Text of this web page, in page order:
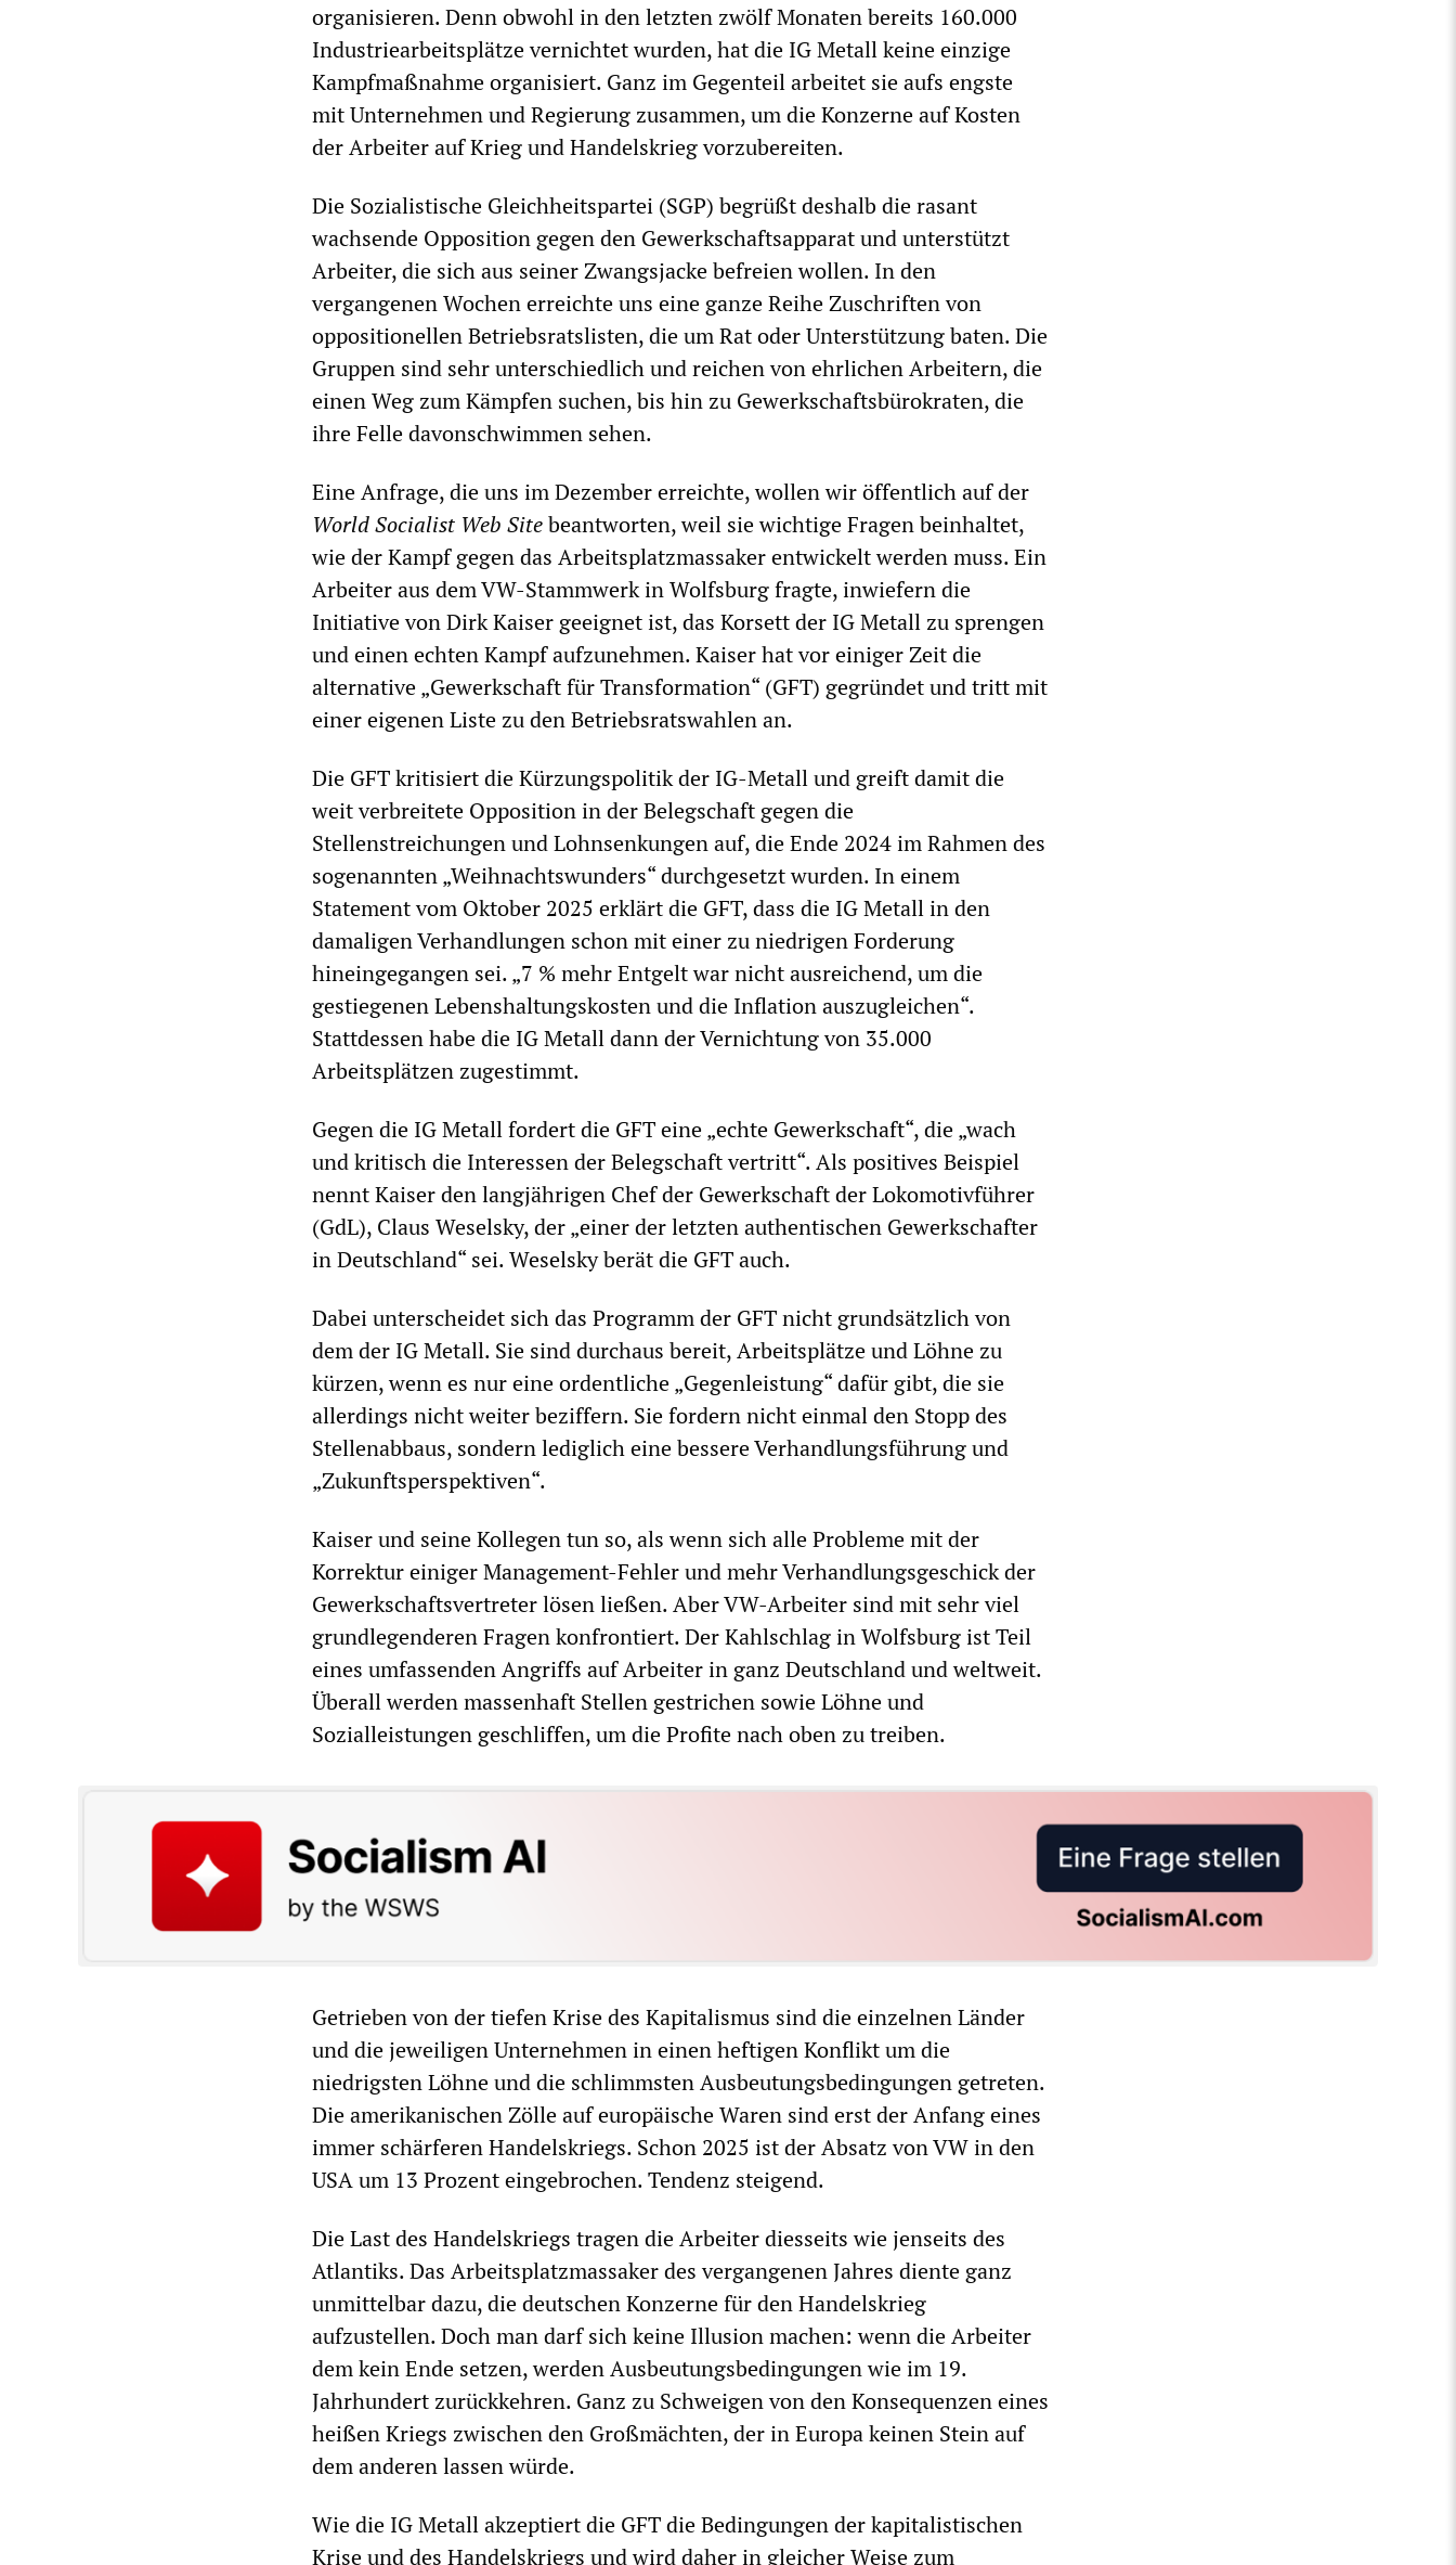
organisieren. Denn obwohl in den letzten zwölf Monaten bereits 160.000
Industriearbeitsplätze vernichtet wurden, hat die IG Metall keine einzige
Kampfmaßnahme organisiert. Ganz im Gegenteil arbeitet sie aufs engste
mit Unternehmen und Regierung zusammen, um die Konzerne auf Kosten
der Arbeiter auf Krieg und Handelskrieg vorzubereiten.
Die Sozialistische Gleichheitspartei (SGP) begrüßt deshalb die rasant
wachsende Opposition gegen den Gewerkschaftsapparat und unterstützt
Arbeiter, die sich aus seiner Zwangsjacke befreien wollen. In den
vergangenen Wochen erreichte uns eine ganze Reihe Zuschriften von
oppositionellen Betriebsratslisten, die um Rat oder Unterstützung baten. Die
Gruppen sind sehr unterschiedlich und reichen von ehrlichen Arbeitern, die
einen Weg zum Kämpfen suchen, bis hin zu Gewerkschaftsbürokraten, die
ihre Felle davonschwimmen sehen.
Eine Anfrage, die uns im Dezember erreichte, wollen wir öffentlich auf der
World Socialist Web Sitebeantworten, weil sie wichtige Fragen beinhaltet,
wie der Kampf gegen das Arbeitsplatzmassaker entwickelt werden muss. Ein
Arbeiter aus dem VW-Stammwerk in Wolfsburg fragte, inwiefern die
Initiative von Dirk Kaiser geeignet ist, das Korsett der IG Metall zu sprengen
und einen echten Kampf aufzunehmen. Kaiser hat vor einiger Zeit die
alternative „Gewerkschaft für Transformation“ (GFT) gegründet und tritt mit
einer eigenen Liste zu den Betriebsratswahlen an.
Die GFT kritisiert die Kürzungspolitik der IG-Metall und greift damit die
weit verbreitete Opposition in der Belegschaft gegen die
Stellenstreichungen und Lohnsenkungen auf, die Ende 2024 im Rahmen des
sogenannten „Weihnachtswunders“ durchgesetzt wurden. In einem
Statement vom Oktober 2025 erklärt die GFT, dass die IG Metall in den
damaligen Verhandlungen schon mit einer zu niedrigen Forderung
hineingegangen sei. „7 % mehr Entgelt war nicht ausreichend, um die
gestiegenen Lebenshaltungskosten und die Inflation auszugleichen“.
Stattdessen habe die IG Metall dann der Vernichtung von 35.000
Arbeitsplätzen zugestimmt.
Gegen die IG Metall fordert die GFT eine „echte Gewerkschaft“, die „wach
und kritisch die Interessen der Belegschaft vertritt“. Als positives Beispiel
nennt Kaiser den langjährigen Chef der Gewerkschaft der Lokomotivführer
(GdL), Claus Weselsky, der „einer der letzten authentischen Gewerkschafter
in Deutschland“ sei. Weselsky berät die GFT auch.
Dabei unterscheidet sich das Programm der GFT nicht grundsätzlich von
dem der IG Metall. Sie sind durchaus bereit, Arbeitsplätze und Löhne zu
kürzen, wenn es nur eine ordentliche „Gegenleistung“ dafür gibt, die sie
allerdings nicht weiter beziffern. Sie fordern nicht einmal den Stopp des
Stellenabbaus, sondern lediglich eine bessere Verhandlungsführung und
„Zukunftsperspektiven“.
Kaiser und seine Kollegen tun so, als wenn sich alle Probleme mit der
Korrektur einiger Management-Fehler und mehr Verhandlungsgeschick der
Gewerkschaftsvertreter lösen ließen. Aber VW-Arbeiter sind mit sehr viel
grundlegenderen Fragen konfrontiert. Der Kahlschlag in Wolfsburg ist Teil
eines umfassenden Angriffs auf Arbeiter in ganz Deutschland und weltweit.
Überall werden massenhaft Stellen gestrichen sowie Löhne und
Sozialleistungen geschliffen, um die Profite nach oben zu treiben.
Getrieben von der tiefen Krise des Kapitalismus sind die einzelnen Länder
und die jeweiligen Unternehmen in einen heftigen Konflikt um die
niedrigsten Löhne und die schlimmsten Ausbeutungsbedingungen getreten.
Die amerikanischen Zölle auf europäische Waren sind erst der Anfang eines
immer schärferen Handelskriegs. Schon 2025 ist der Absatz von VW in den
USA um 13 Prozent eingebrochen. Tendenz steigend.
Die Last des Handelskriegs tragen die Arbeiter diesseits wie jenseits des
Atlantiks. Das Arbeitsplatzmassaker des vergangenen Jahres diente ganz
unmittelbar dazu, die deutschen Konzerne für den Handelskrieg
aufzustellen. Doch man darf sich keine Illusion machen: wenn die Arbeiter
dem kein Ende setzen, werden Ausbeutungsbedingungen wie im 19.
Jahrhundert zurückkehren. Ganz zu Schweigen von den Konsequenzen eines
heißen Kriegs zwischen den Großmächten, der in Europa keinen Stein auf
dem anderen lassen würde.
Wie die IG Metall akzeptiert die GFT die Bedingungen der kapitalistischen
Krise und des Handelskriegs und wird daher in gleicher Weise zum